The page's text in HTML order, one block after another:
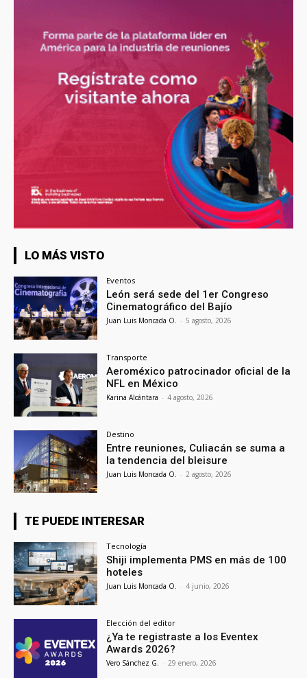
LO MÁS VISTO
Eventos
León será sede del 1er Congreso
Cinematográfico del Bajío
Juan Luis Moncada O. - 5 agosto, 2026
Transporte
Aeroméxico patrocinador oficial de la
NFL en México
Karina Alcántara - 4 agosto, 2026
Destino
Entre reuniones, Culiacán se suma a
la tendencia del bleisure
Juan Luis Moncada O. - 2 agosto, 2026
TE PUEDE INTERESAR
Tecnología
Shiji implementa PMS en más de 100
hoteles
Juan Luis Moncada O. - 4 junio, 2026
Elección del editor
¿Ya te registraste a los Eventex
Awards 2026?
Vero Sánchez G. - 29 enero, 2026